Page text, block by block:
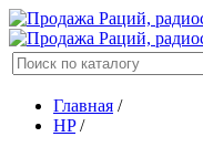
Главная /
HP/